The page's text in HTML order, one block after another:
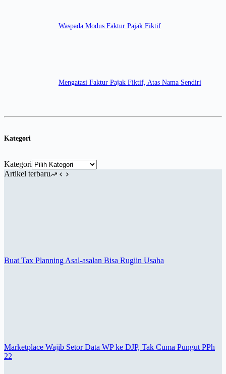
Waspada Modus Faktur Pajak Fiktif
Mengatasi Faktur Pajak Fiktif, Atas Nama Sendiri
Kategori
Kategori
Artikel terbaru
Buat Tax Planning Asal-asalan Bisa Rugiin Usaha
Marketplace Wajib Setor Data WP ke DJP, Tak Cuma Pungut PPh
22